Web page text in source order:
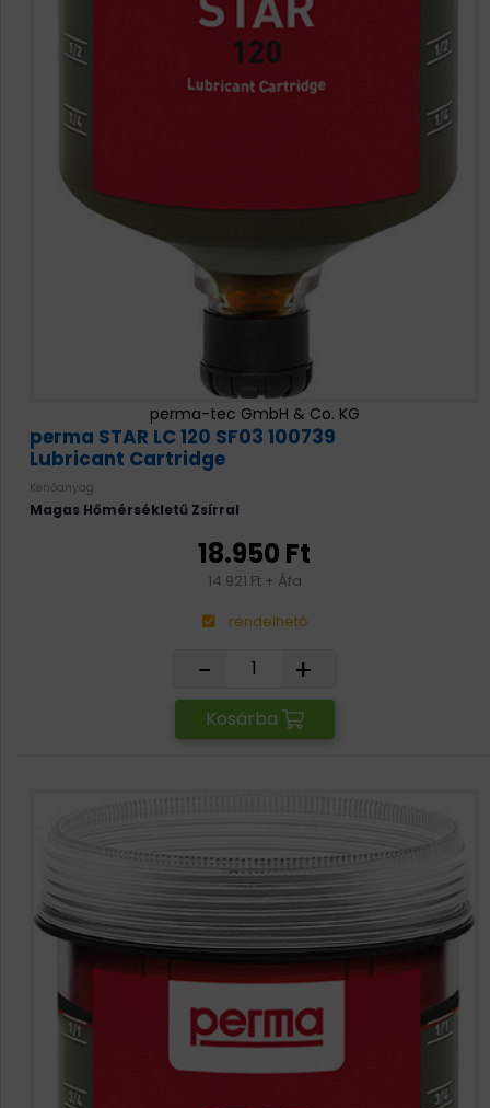
perma-tec GmbH & Co. KG
perma STAR LC 120 SF03 100739
Lubricant Cartridge
Kenőanyag:
Magas Hőmérsékletű Zsírral
18.950 Ft
14.921 Ft + Áfa
rendelhető
- +
Kosárba